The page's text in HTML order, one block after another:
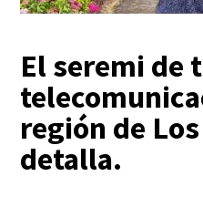
El seremi de
región de
detalla.